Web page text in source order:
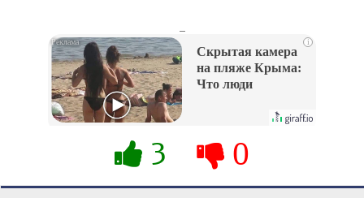
i
Скрытая камера
на пляже Крыма:
Что люди
их не видят...
3 0